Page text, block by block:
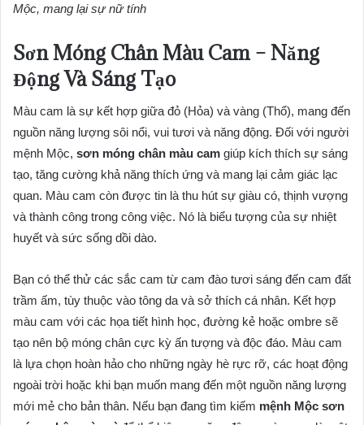
Mộc, mang lại sự nữ tính
Sơn Móng Chân Màu Cam – Năng
Động Và Sáng Tạo
Màu cam là sự kết hợp giữa đỏ (Hỏa) và vàng (Thổ), mang đến
nguồn năng lượng sôi nổi, vui tươi và năng động. Đối với người
mệnh Mộc, sơn móng chân màu cam giúp kích thích sự sáng
tạo, tăng cường khả năng thích ứng và mang lại cảm giác lạc
quan. Màu cam còn được tin là thu hút sự giàu có, thịnh vượng
và thành công trong công việc. Nó là biểu tượng của sự nhiệt
huyết và sức sống dồi dào.
Bạn có thể thử các sắc cam từ cam đào tươi sáng đến cam đất
trầm ấm, tùy thuộc vào tông da và sở thích cá nhân. Kết hợp
màu cam với các họa tiết hình học, đường kẻ hoặc ombre sẽ
tạo nên bộ móng chân cực kỳ ấn tượng và độc đáo. Màu cam
là lựa chọn hoàn hảo cho những ngày hè rực rỡ, các hoạt động
ngoài trời hoặc khi bạn muốn mang đến một nguồn năng lượng
mới mẻ cho bản thân. Nếu bạn đang tìm kiếm mệnh Mộc sơn